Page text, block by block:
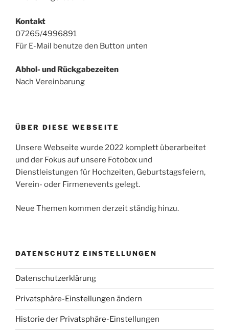
Kontakt
07265/4996891
Für E-Mail benutze den Button unten
Abhol- und Rückgabezeiten
Nach Vereinbarung
ÜBER DIESE WEBSEITE
Unsere Webseite wurde 2022 komplett überarbeitet
und der Fokus auf unsere Fotobox und
Dienstleistungen für Hochzeiten, Geburtstagsfeiern,
Verein- oder Firmenevents gelegt.
Neue Themen kommen derzeit ständig hinzu.
DATENSCHUTZ EINSTELLUNGEN
Datenschutzerklärung
Privatsphäre-Einstellungen ändern
Historie der Privatsphäre-Einstellungen